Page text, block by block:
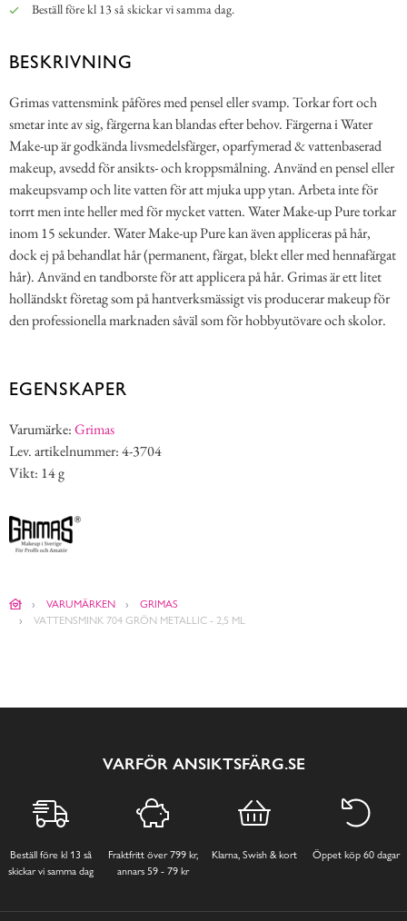
Beställ före kl 13 så skickar vi samma dag.
BESKRIVNING
Grimas vattensmink påföres med pensel eller svamp. Torkar fort och
smetar inte av sig, färgerna kan blandas efter behov. Färgerna i Water
Make-up är godkända livsmedelsfärger, oparfymerad & vattenbaserad
makeup, avsedd för ansikts- och kroppsmålning. Använd en pensel eller
makeupsvamp och lite vatten för att mjuka upp ytan. Arbeta inte för
torrt men inte heller med för mycket vatten. Water Make-up Pure torkar
inom 15 sekunder. Water Make-up Pure kan även appliceras på hår,
dock ej på behandlat hår (permanent, färgat, blekt eller med hennafärgat
hår). Använd en tandborste för att applicera på hår. Grimas är ett litet
holländskt företag som på hantverksmässigt vis producerar makeup för
den professionella marknaden såväl som för hobbyutövare och skolor.
EGENSKAPER
Varumärke:Grimas
Lev. artikelnummer: 4-3704
Vikt: 14 g
VARUMÄRKEN
GRIMAS
VATTENSMINK 704 GRÖN METALLIC - 2,5 ML
VARFÖR ANSIKTSFÄRG.SE
Beställ före kl 13 så
skickar vi samma dag
Fraktfritt över 799 kr,
annars 59 - 79 kr
Klarna, Swish & kort Öppet köp 60 dagar